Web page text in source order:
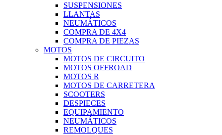
SUSPENSIONES
LLANTAS
NEUMÁTICOS
COMPRA DE 4X4
COMPRA DE PIEZAS
MOTOS
MOTOS DE CIRCUITO
MOTOS OFFROAD
MOTOS R
MOTOS DE CARRETERA
SCOOTERS
DESPIECES
EQUIPAMIENTO
NEUMÁTICOS
REMOLQUES